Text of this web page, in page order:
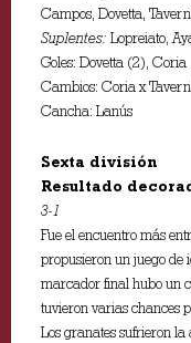
Campos, Dovetta,
Suplentes: Lopreiato,
Goles: Dovetta (2), Coria
Cambios: Coria x
Cancha: Lanús
Sexta división
Resultado
3-1
Fue el encuentro más
propusieron un juego de
marcador final hubo un
tuvieron varias chances
Los granates sufrieron